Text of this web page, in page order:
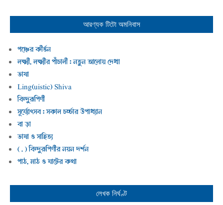
আরণ্যক টিটোঅমনিবাস
পঞ্চের কীর্ত্তন
লক্ষ্মী, লক্ষ্মীর পাঁচালী : নতুন আলোয় দেখা
ভাষা
Ling(uistic) Shiva
বিন্দুরূপিণী
সূর্য্যোৎসব : সকাল চর্চ্চার উপাখ্যান
বা ড়া
ভাষা ও সাহিত্য
( . ) বিন্দুরূপিণীর নয়ন দর্শন
পাঠ, মাঠ ও ঘাটের কথা
লেখক নির্ঘণ্ট